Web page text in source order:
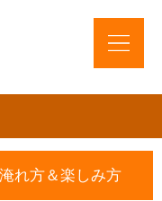
れ方＆楽しみ方